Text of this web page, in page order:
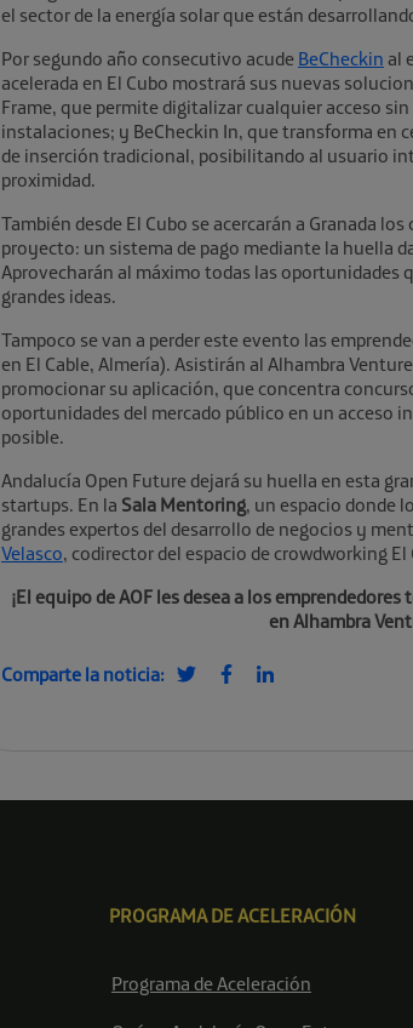
el sector de la energía solar que están
Por segundo año consecutivo acude BeCheckin al
acelerada en El Cubo mostrará sus nuevas
Frame, que permite digitalizar cualquier acceso
instalaciones; y BeCheckin In, que transforma en
de inserción tradicional, posibilitando al usuario
proximidad.
También desde El Cubo se acercarán a Granada los
proyecto: un sistema de pago mediante la huella
Aprovecharán al máximo todas las
grandes ideas.
Tampoco se van a perder este evento las
en El Cable, Almería). Asistirán al Alhambra
promocionar su aplicación, que concentra
oportunidades del mercado público en un acceso
posible.
Andalucía Open Future dejará su huella en esta
startups. En la Sala Mentoring, un espacio donde
grandes expertos del desarrollo de negocios y
Velasco, codirector del espacio de crowdworking El
¡El equipo de AOF les desea a los
en Alhambra
Comparte la noticia:
PROGRAMA DE ACELERACIÓN
Programa de Aceleración